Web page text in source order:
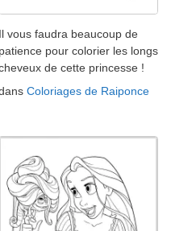
Il vous faudra beaucoup de
patience pour colorier les longs
de cette princesse !
Coloriages de Raiponce